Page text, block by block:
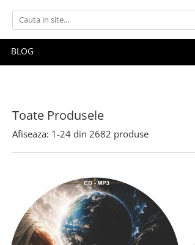
BLOG
Toate Produsele
Afiseaza: 1-24 din 2682 produse